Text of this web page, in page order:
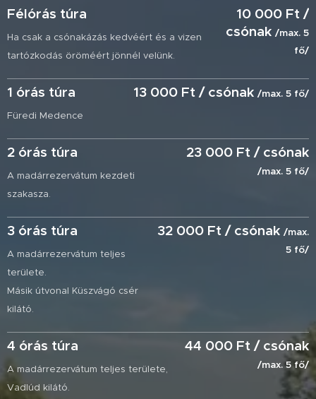
Félórás túra
Ha csak a csónakázás kedvéért és a vizen
tartózkodás öröméért jönnél velünk.
10 000 Ft /
csónak /max. 5
fő/
1 órás túra
Füredi Medence
13 000 Ft / csónak /max. 5 fő/
2 órás túra
A madárrezervátum kezdeti
szakasza.
23 000 Ft / csónak
/max. 5 fő/
3 órás túra
A madárrezervátum teljes
területe.
Másik útvonal Küszvágó csér
kilátó.
32 000 Ft / csónak /max.
5 fő/
4 órás túra
A madárrezervátum teljes területe,
Vadlúd kilátó.
44 000 Ft / csónak
/max. 5 fő/